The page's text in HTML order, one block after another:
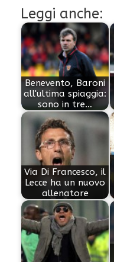
Leggi anche:
Benevento, Baroni
all'ultima spiaggia:
sono in tre…
Via Di Francesco, il
Lecce ha un nuovo
allenatore